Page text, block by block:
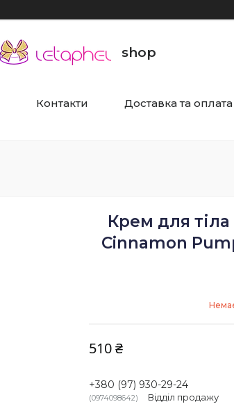
shop
Контакти Доставка та оплата
Крем для
Cinnamon
510 ₴
+380 (97) 930-29-24
0974098642 Відділ продажу